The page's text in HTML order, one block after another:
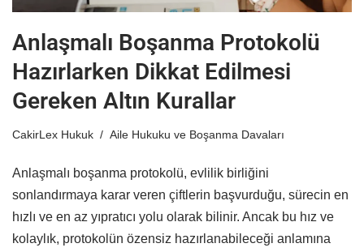
Anlaşmalı Boşanma Protokolü
Hazırlarken Dikkat Edilmesi
Gereken Altın Kurallar
CakirLex Hukuk Aile Hukuku ve Boşanma Davaları
Anlaşmalı boşanma protokolü, evlilik birliğini
sonlandırmaya karar veren çiftlerin başvurduğu, sürecin en
hızlı ve en az yıpratıcı yolu olarak bilinir. Ancak bu hız ve
kolaylık, protokolün özensiz hazırlanabileceği anlamına